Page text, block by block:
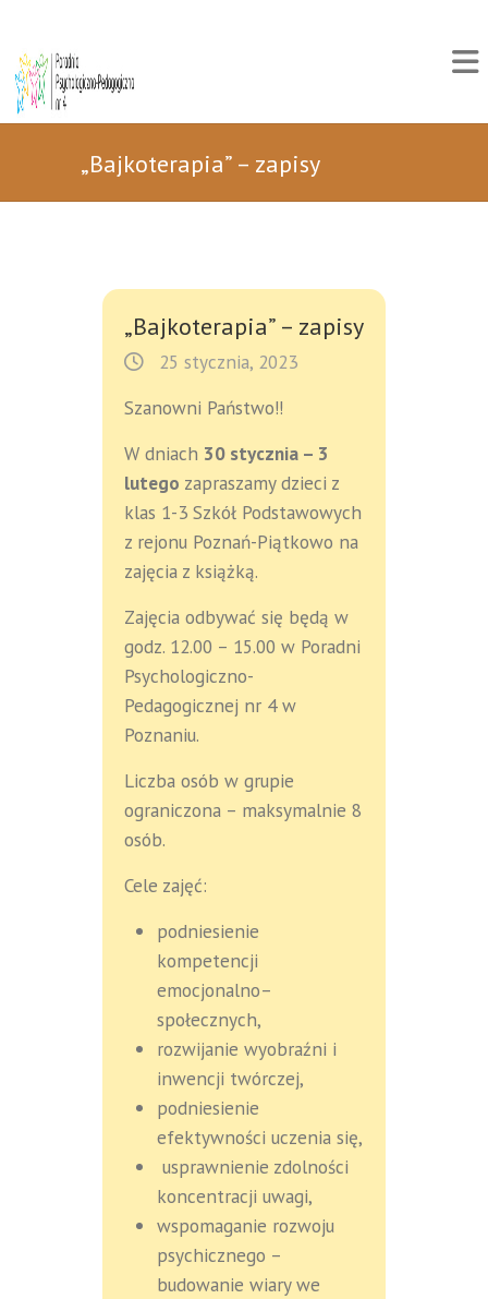
„Bajkoterapia” – zapisy
„Bajkoterapia” – zapisy
25 stycznia, 2023
Szanowni Państwo!!
W dniach 30 stycznia – 3
lutego zapraszamy dzieci z
klas 1-3 Szkół Podstawowych
z rejonu Poznań-Piątkowo na
zajęcia z książką.
Zajęcia odbywać się będą w
godz. 12.00 – 15.00 w Poradni
Psychologiczno-
Pedagogicznej nr 4 w
Poznaniu.
Liczba osób w grupie
ograniczona – maksymalnie 8
osób.
Cele zajęć:
podniesienie
kompetencji
emocjonalno–
społecznych,
rozwijanie wyobraźni i
inwencji twórczej,
podniesienie
efektywności uczenia się,
usprawnienie zdolności
koncentracji uwagi,
wspomaganie rozwoju
psychicznego –
budowanie wiary we